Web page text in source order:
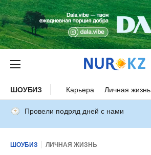
ШОУБИЗ Карьера Личная жизнь
Провели подряд дней с нами
ШОУБИЗ ЛИЧНАЯ ЖИЗНЬ